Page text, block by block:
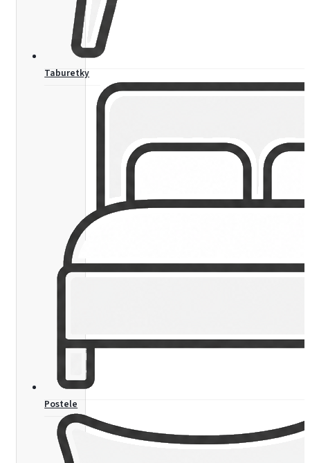
Taburetky
Postele